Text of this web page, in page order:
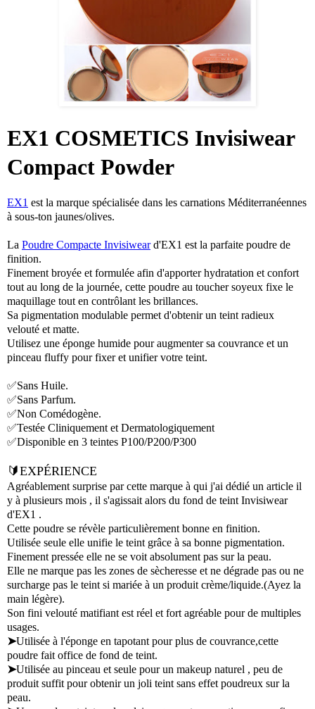
EX1 COSMETICS Invisiwear
Compact Powder
EX1 est la marque spécialisée dans les carnations Méditerranéennes
à sous-ton jaunes/olives.
La Poudre Compacte Invisiweard'EX1 est la parfaite poudre de
finition.
Finement broyée et formulée afin d'apporter hydratation et confort
tout au long de la journée, cette poudre au toucher soyeux fixe le
maquillage tout en contrôlant les brillances.
Sa pigmentation modulable permet d'obtenir un teint radieux
velouté et matte.
Utilisez une éponge humide pour augmenter sa couvrance et un
pinceau fluffy pour fixer et unifier votre teint.
✅Sans Huile.
✅Sans Parfum.
✅Non Comédogène.
✅Testée Cliniquement et Dermatologiquement
✅Disponible en 3 teintes P100/P200/P300
🔰EXPÉRIENCE
Agréablement surprise par cette marque à qui j'ai dédié un article il
y à plusieurs mois , il s'agissait alors du fond de teint Invisiwear
d'EX1 .
Cette poudre se révèle particulièrement bonne en finition.
Utilisée seule elle unifie le teint grâce à sa bonne pigmentation.
Finement pressée elle ne se voit absolument pas sur la peau.
Elle ne marque pas les zones de sècheresse et ne dégrade pas ou ne
surcharge pas le teint si mariée à un produit crème/liquide.(Ayez la
main légère).
Son fini velouté matifiant est réel et fort agréable pour de multiples
usages.
➤Utilisée à l'éponge en tapotant pour plus de couvrance,cette
poudre fait office de fond de teint.
➤Utilisée au pinceau et seule pour un makeup naturel , peu de
produit suffit pour obtenir un joli teint sans effet poudreux sur la
peau.